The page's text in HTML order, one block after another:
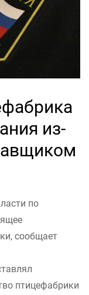
из-
по
сообщает
птицефабрики